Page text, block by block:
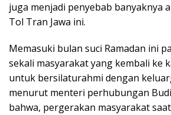
juga menjadi penyebab banyaknya
Tol Tran Jawa ini.
Memasuki bulan suci Ramadan ini
sekali masyarakat yang kembali ke
untuk bersilaturahmi dengan
menurut menteri perhubungan
bahwa, pergerakan masyarakat